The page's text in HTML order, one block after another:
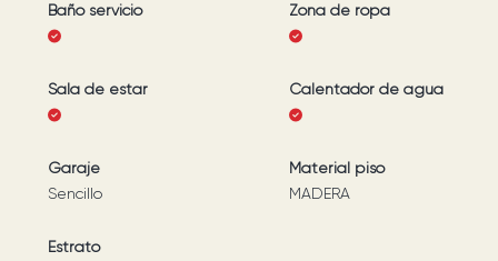
Baño servicio Zona de ropa
Sala de estar Calentador de agua
Garaje
Sencillo
Material piso
MADERA
Estrato